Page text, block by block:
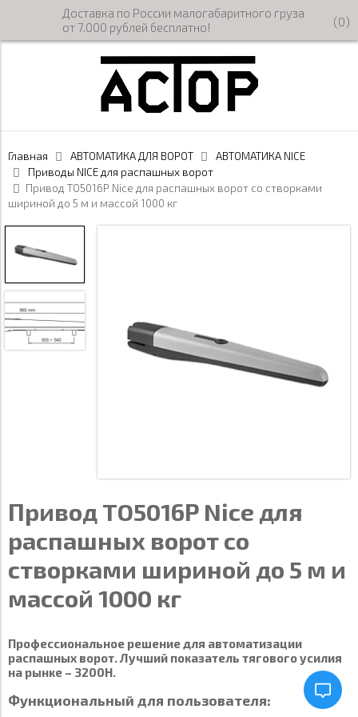
Доставка по России малогабаритного груза
от 7.000 рублей бесплатно!
(0)
Главная АВТОМАТИКА ДЛЯ ВОРОТ
АВТОМАТИКА NICE
Приводы NICE для распашных ворот
Привод TO5016P Nice для распашных ворот со створками
шириной до 5 м и массой 1000 кг
Привод TO5016P Nice для
распашных ворот со
створками шириной до 5 м и
массой 1000 кг
Профессиональное решение для автоматизации
распашных ворот. Лучший показатель тягового усилия
на рынке – 3200Н.
Функциональный для пользователя: